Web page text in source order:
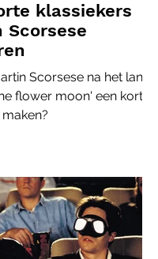
klassiekers
Scorsese
Scorsese na het lange
flower moon' een korte